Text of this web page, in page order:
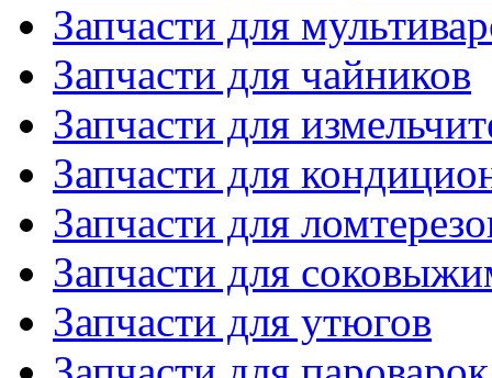
Запчасти для
Запчасти для чайников
Запчасти для
Запчасти для
Запчасти для
Запчасти для
Запчасти для утюгов